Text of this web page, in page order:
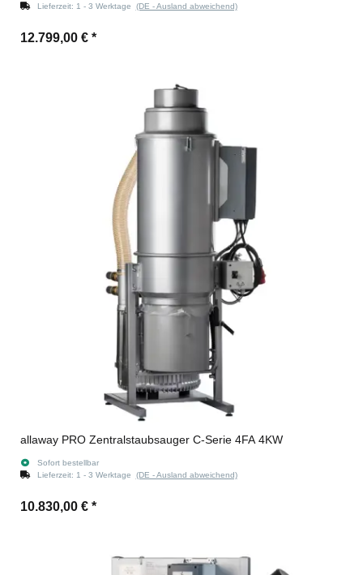
Lieferzeit: 1 - 3 Werktage (DE - Ausland abweichend)
12.799,00 € *
allaway PRO Zentralstaubsauger C-Serie 4FA 4KW
Sofort bestellbar
Lieferzeit: 1 - 3 Werktage (DE - Ausland abweichend)
10.830,00 € *